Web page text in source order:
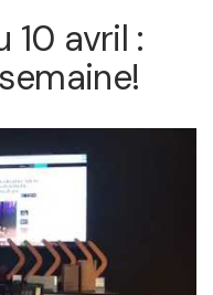
10 avril :